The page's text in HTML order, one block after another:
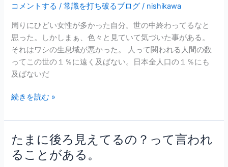
で
な
け
れ
な
な
コメントする /常識を打ち破るブログ / nishikawa
周りにひどい女性が多かった自分。世の中終わってるなと
思った。しかしまぁ、色々と見ていて気づいた事がある。
それはワシの生息域が悪かった。 人って関われる人間の数
ってこの世の１％に遠く及ばない。日本全人口の１％にも
及ばないだ
周
の
人
の
性
質
は、
生
息
続きを読む »
たまに後ろ見えてるの？って言われ
ることがある。
た
ま
に